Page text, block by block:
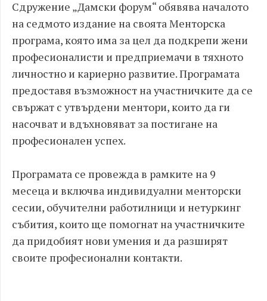
Сдружение „Дамски форум“ обявява началото
на седмото издание на своята Менторска
програма, която има за цел да подкрепи жени
професионалисти и предприемачи в тяхното
личностно и кариерно развитие. Програмата
предоставя възможност на участничките да се
свържат с утвърдени ментори, които да ги
насочват и вдъхновяват за постигане на
професионален успех.
Програмата се провежда в рамките на 9
месеца и включва индивидуални менторски
сесии, обучителни работилници и нетуркинг
събития, които ще помогнат на участничките
да придобият нови умения и да разширят
своите професионални контакти.